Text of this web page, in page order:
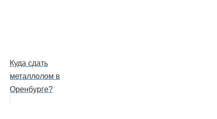
Куда сдать
металлолом в
Оренбурге?